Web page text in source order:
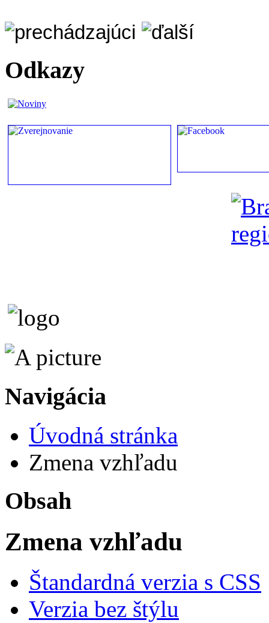
Odkazy
Navigácia
Úvodná stránka
Zmena vzhľadu
Obsah
Zmena vzhľadu
Štandardná verzia s CSS
Verzia bez štýlu